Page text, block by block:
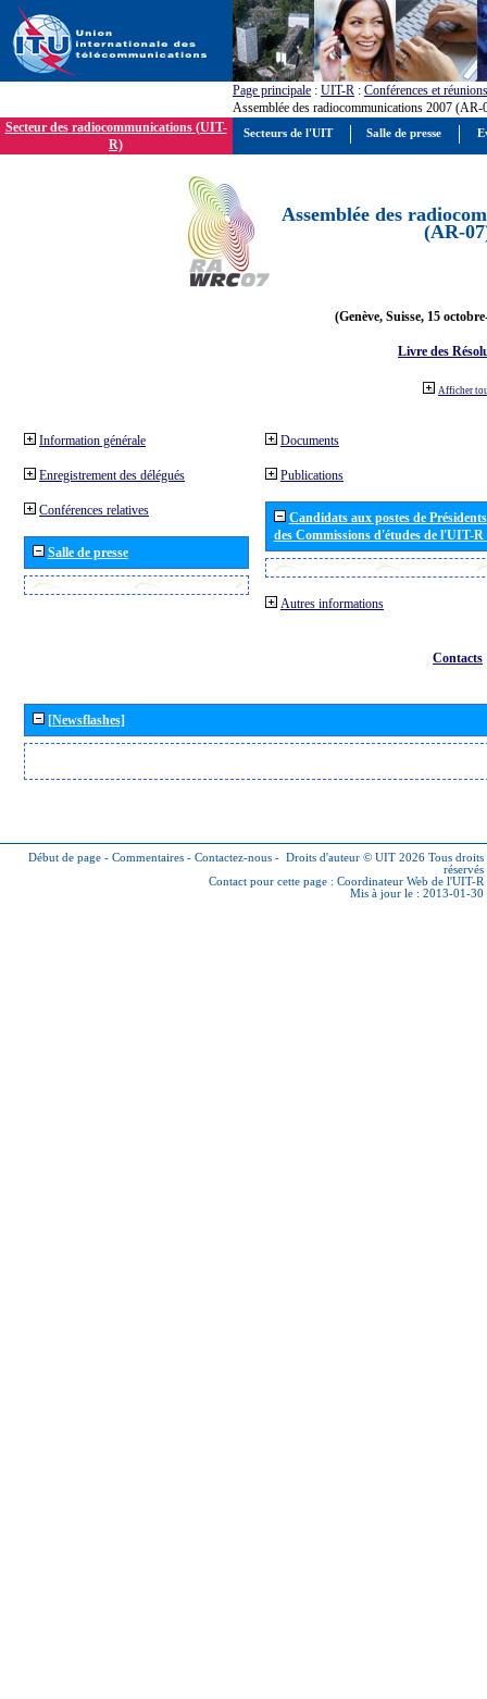
Page principale : UIT-R : Conférences et réunions
Assemblée des radiocommunications 2007 (AR-
Secteur des radiocommunications (UIT-
R)
Assemblée des
(AR-
(Genève, Suisse, 15
Livre des
Afficher
Information générale
Enregistrement des délégués
Conférences relatives
Salle de presse
Documents
Publications
Candidats aux postes de
des Commissions d'études de l'UIT-
Autres informations
Contacts
[Newsflashes]
Début de page - Commentaires - Contactez-nous - Droits d'auteur © UIT 2026 Tous droits
réservés
Contact pour cette page : Coordinateur Web de l'UIT-R
Mis à jour le : 2013-01-30
Secteurs de l'UIT Salle de presse